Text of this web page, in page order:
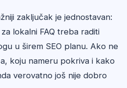
zaključak je jednostavan:
lokalni FAQ treba raditi
u širem SEO planu. Ako ne
koju nameru pokriva i kako
verovatno još nije dobro